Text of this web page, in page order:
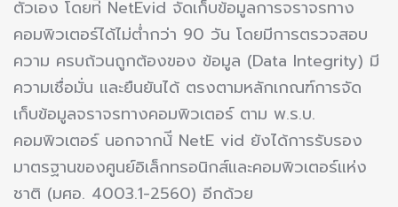
ตัวเอง โดยท่ี NetEvid จัดเก็บข้อมูลการจราจรทาง
คอมพิวเตอร์ได้ไม่ต่ำกว่า 90 วัน โดยมีการตรวจสอบ
ความ ครบถ้วนถูกต้องของ ข้อมูล (Data Integrity) มี
ความเชื่อมั่น และยืนยันได้ ตรงตามหลักเกณฑ์การจัด
เก็บข้อมูลจราจรทางคอมพิวเตอร์ ตาม พ.ร.บ.
คอมพิวเตอร์ นอกจากน้ี NetE vid ยังได้การรับรอง
มาตรฐานของศูนย์อิเล็กทรอนิกส์และคอมพิวเตอร์แห่ง
ชาติ (มศอ. 4003.1-2560) อีกด้วย